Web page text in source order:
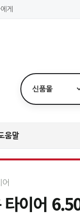
게
움말
어
타이어